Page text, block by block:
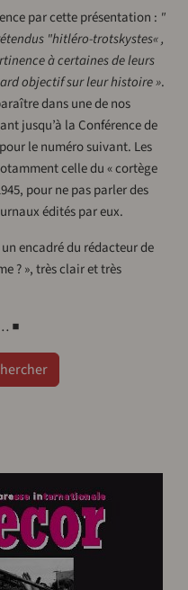
par cette présentation : "
"hitléro-trotskystes« ,
à certaines de leurs
objectif sur leur histoire ».
dans une de nos
jusqu’à la Conférence de
le numéro suivant. Les
celle du « cortège
pour ne pas parler des
édités par eux.
encadré du rédacteur de
? », très clair et très
■